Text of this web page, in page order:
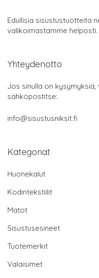
Edullisia sisustustuotteita
valikoimastamme helposti.
Yhteydenotto
Jos sinulla on
sähköpostitse:
info@sisustusniksit.fi
Kategoriat
Huonekalut
Kodintekstiilit
Matot
Sisustusesineet
Tuotemerkit
Valaisimet